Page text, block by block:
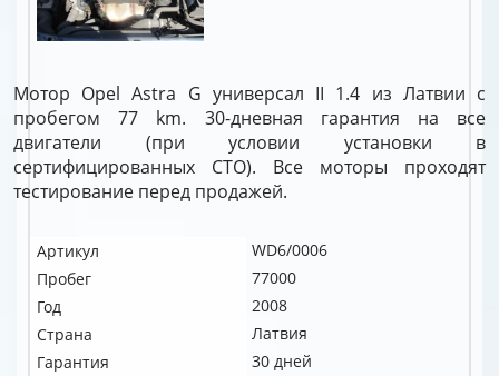
Мотор Opel Astra G универсал II 1.4 из Латвии с
пробегом 77 km. 30-дневная гарантия на все
двигатели (при условии установки в
сертифицированных СТО). Все моторы проходят
тестирование перед продажей.
Артикул
WD6/0006
Пробег
77000
Год
2008
Страна
Латвия
Гарантия
30 дней